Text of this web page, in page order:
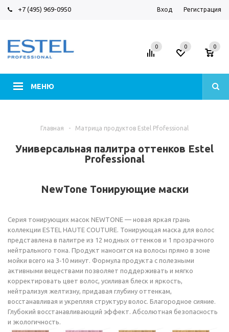
+7 (495) 969-0950 Вход Регистрация
МЕНЮ
0 0 0
Главная - Матрица продуктов Estel Pfofessional
Универсальная палитра оттенков Estel
Professional
NewTone Тонирующие маски
Серия тонирующих масок NEWTONE — новая яркая грань
коллекции ESTEL HAUTE COUTURE. Тонирующая маска для волос
представлена в палитре из 12 модных оттенков и 1 прозрачного
нейтрального тона. Продукт наносится на волосы прямо в зоне
мойки всего на 3‑10 минут. Формула продукта с полезными
активными веществами позволяет поддерживать и мягко
корректировать цвет волос, усиливая блеск и яркость,
нейтрализуя желтизну, придавая глубину оттенкам,
восстанавливая и укрепляя структуру волос. Благородное сияние.
Глубокий восстанавливающий эффект. Абсолютная безопасность
и экологичность.